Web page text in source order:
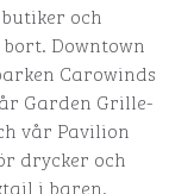
och
Downtown
Carowinds
Garden Grille-
vår Pavilion
drycker och
i baren.